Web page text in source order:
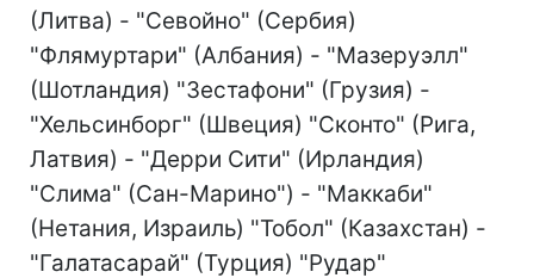
(Литва) - "Севойно" (Сербия)
"Флямуртари" (Албания) - "Мазеруэлл"
(Шотландия) "Зестафони" (Грузия) -
"Хельсинборг" (Швеция) "Сконто" (Рига,
Латвия) - "Дерри Сити" (Ирландия)
"Слима" (Сан-Марино") - "Маккаби"
(Нетания, Израиль) "Тобол" (Казахстан) -
"Галатасарай" (Турция) "Рудар"